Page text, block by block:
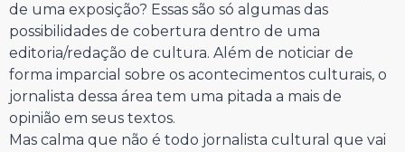
de uma exposição? Essas são só algumas das
possibilidades de cobertura dentro de uma
editoria/redação de cultura. Além de noticiar de
forma imparcial sobre os acontecimentos culturais, o
jornalista dessa área tem uma pitada a mais de
opinião em seus textos.
Mas calma que não é todo jornalista cultural que vai